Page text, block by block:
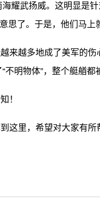
耀武扬威。这明显是
思了。于是，他们马上
来越多地成了美军的
不明物体”，整个艇艏都
！
这里，希望对大家有所